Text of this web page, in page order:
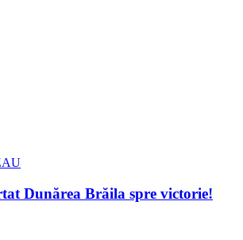
Dunărea Brăila spre victorie!